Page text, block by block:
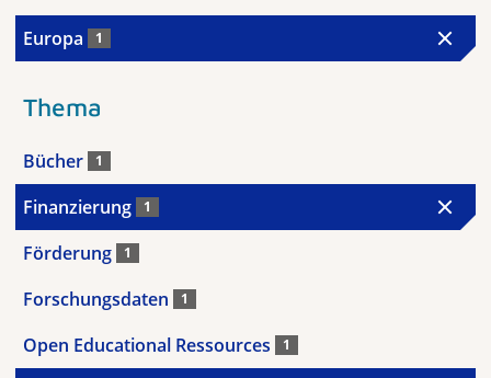
Europa 1
Thema
Bücher 1
Finanzierung 1
Förderung 1
Forschungsdaten 1
Open Educational Ressources 1